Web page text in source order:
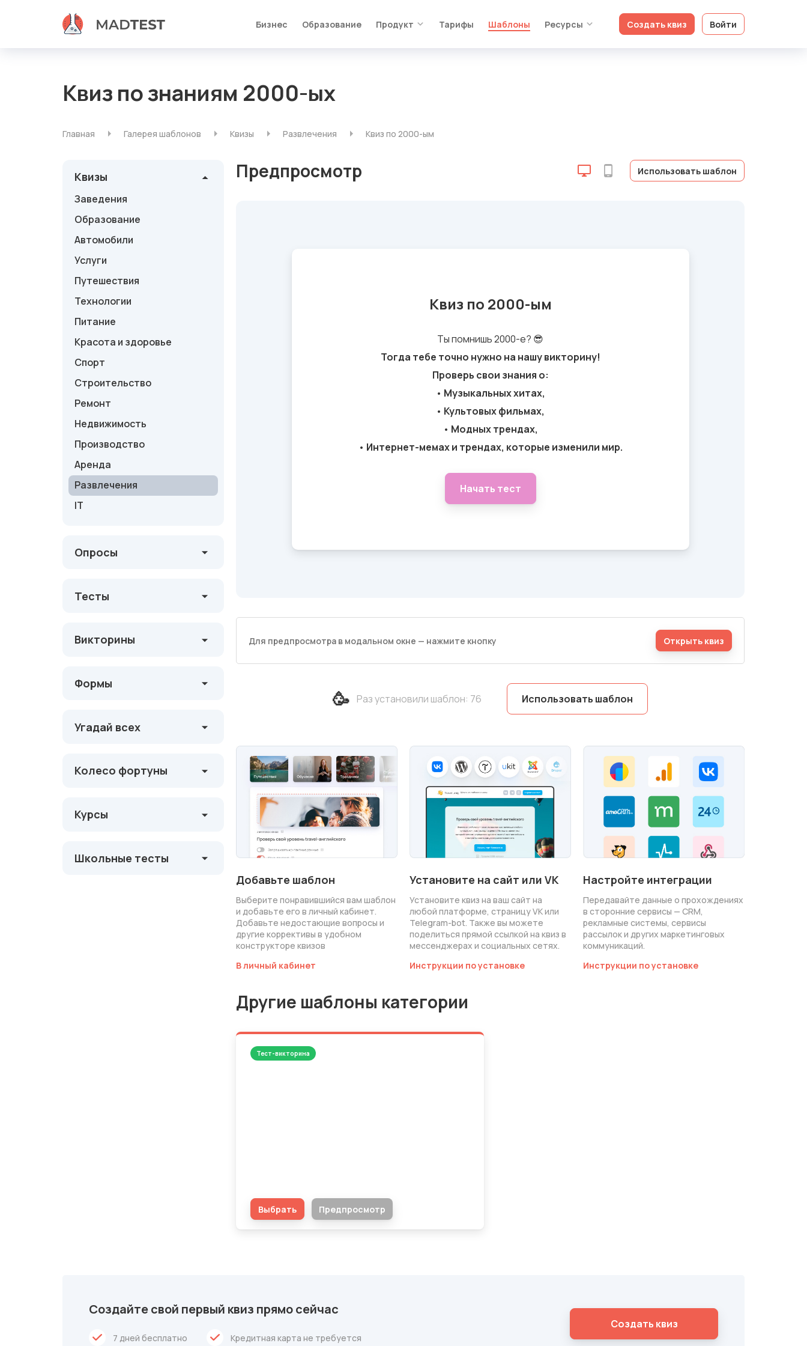
Бизнес Образование Продукт Тарифы Шаблоны Ресурсы Создать квиз Войти
Квиз по знаниям 2000-ых
Главная Галерея шаблонов Квизы Развлечения Квиз по 2000-ым
Квизы
Заведения
Образование
Автомобили
Услуги
Путешествия
Технологии
Питание
Красота и здоровье
Спорт
Строительство
Ремонт
Недвижимость
Производство
Аренда
Развлечения
IT
Опросы
Тесты
Викторины
Формы
Угадай всех
Колесо фортуны
Курсы
Школьные тесты
Предпросмотр Использовать шаблон
Для предпросмотра в модальном окне — нажмите кнопку Открыть квиз
🥳 Раз установили шаблон: 76 Использовать шаблон
Добавьте шаблон
Выберите понравившийся вам шаблон
и добавьте его в личный кабинет.
Добавьте недостающие вопросы и
другие коррективы в удобном
конструкторе квизов
В личный кабинет
Установите на сайт или VK
Установите квиз на ваш сайт на
любой платформе, страницу VK или
Telegram-bot. Также вы можете
поделиться прямой ссылкой на квиз в
мессенджерах и социальных сетях.
Инструкции по установке
Настройте интеграции
Передавайте данные о прохождениях
в сторонние сервисы — CRM,
рекламные системы, сервисы
рассылок и других маркетинговых
коммуникаций.
Инструкции по установке
Другие шаблоны категории
Тест-викторина
Выбрать Предпросмотр
Создайте свой первый квиз прямо сейчас
7 дней бесплатно Кредитная карта не требуется
Cоздать квиз